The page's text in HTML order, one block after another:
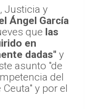
Justicia y
Ángel García
que las
en
dadas" y
asunto "de
del
y por el